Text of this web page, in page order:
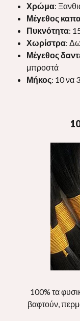
Χρώμα:
Μέγεθος
Πυκνότητα:
Χωρίστρα:
Μέγεθος
μπροστά
Μήκος: 10 να
100% τα
βαφτούν,